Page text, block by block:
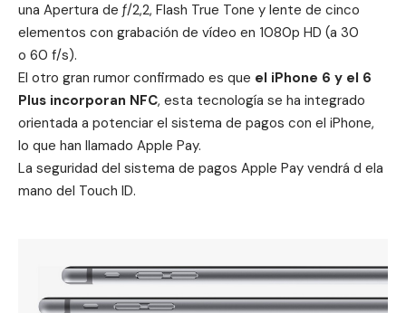
una Apertura de ƒ/2,2, Flash True Tone y lente de cinco
elementos con grabación de vídeo en 1080p HD (a 30
o 60 f/s).
El otro gran rumor confirmado es que el iPhone 6 y el 6
Plus incorporan NFC, esta tecnología se ha integrado
orientada a potenciar el sistema de pagos con el iPhone,
lo que han llamado Apple Pay.
La seguridad del sistema de pagos Apple Pay vendrá d ela
mano del Touch ID.